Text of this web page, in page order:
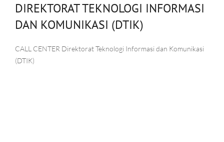
DIREKTORAT TEKNOLOGI INFORMASI
DAN KOMUNIKASI (DTIK)
CALL CENTER Direktorat Teknologi Informasi dan Komunikasi
(DTIK)